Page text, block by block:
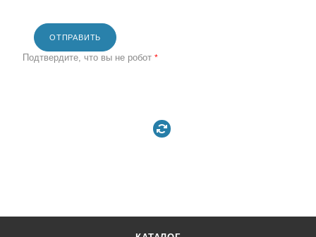
ОТПРАВИТЬ
Подтвердите, что вы не робот *